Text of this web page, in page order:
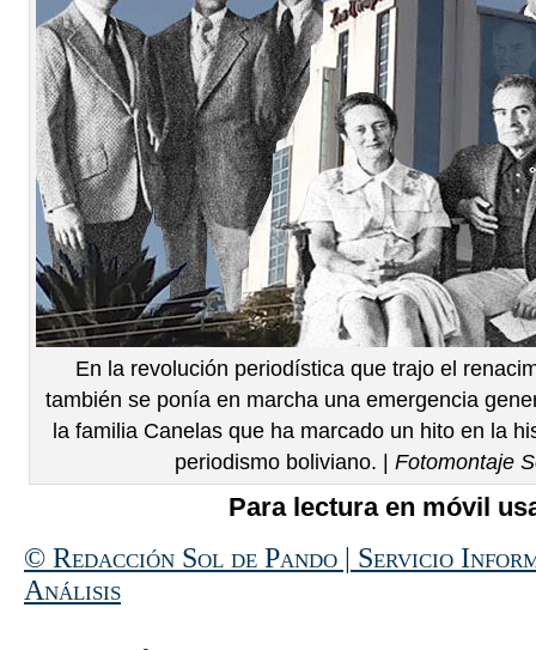
En la revolución periodística que trajo el
también se ponía en marcha una emergencia
la familia Canelas que ha marcado un hito en la
periodismo boliviano. |Fotomontaje
Para lectura en móvil
© Redacción Sol de Pando | Servicio
Análisis